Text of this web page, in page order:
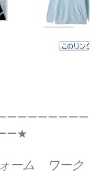
ーーーーーーーー
ー★
ーム ワーク